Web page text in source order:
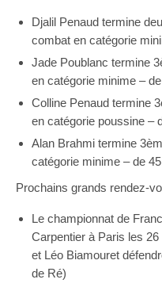
Djalil Penaud termine
combat en catégorie
Jade Poublanc termine
en catégorie minime –
Colline Penaud termine
en catégorie poussine –
Alan Brahmi termine
catégorie minime – de
Prochains grands rendez-
Le championnat de
Carpentier à Paris les
et Léo Biamouret
de Ré)